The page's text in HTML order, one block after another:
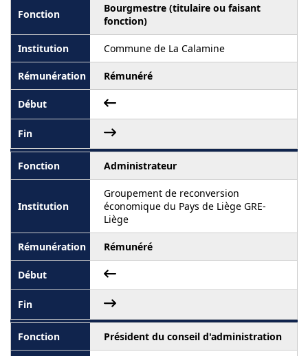
Bourgmestre (titulaire ou faisant
fonction)
Commune de La Calamine
Rémunéré
Administrateur
Groupement de reconversion
économique du Pays de Liège GRE-
Liège
Rémunéré
Président du conseil d'administration